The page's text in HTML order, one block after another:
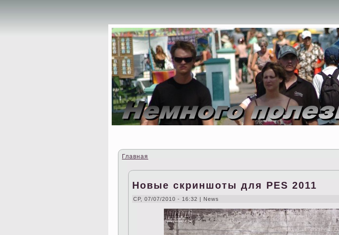
Главная
Новые скриншоты для PES 2011
СР, 07/07/2010 - 16:32 | News